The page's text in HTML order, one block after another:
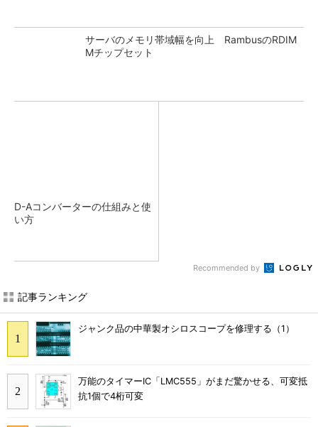
サーバのメモリ帯域幅を向上 RambusのRDIM
Mチップセット
D-Aコンバーターの仕組みと使
い方
Recommended by
記事ランキング
ジャンク品の中華製オシロスコープを修理する（1）
万能のタイマーIC「LMC555」がまだ驚かせる、可変抵
抗1個で4桁可変